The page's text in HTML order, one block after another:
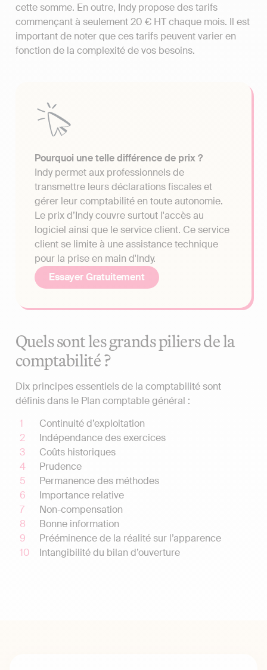
cette somme. En outre, Indy propose des tarifs
commençant à seulement 20 € HT chaque mois. Il est
important de noter que ces tarifs peuvent varier en
fonction de la complexité de vos besoins.
Pourquoi une telle différence de prix ?
Indy permet aux professionnels de
transmettre leurs déclarations fiscales et
gérer leur comptabilité en toute autonomie.
Le prix d’Indy couvre surtout l'accès au
logiciel ainsi que le service client. Ce service
client se limite à une assistance technique
pour la prise en main d'Indy.
Essayer Gratuitement
Quels sont les grands piliers de la
comptabilité ?
Dix principes essentiels de la comptabilité sont
définis dans le Plan comptable général :
Continuité d’exploitation
Indépendance des exercices
Coûts historiques
Prudence
Permanence des méthodes
Importance relative
Non-compensation
Bonne information
Prééminence de la réalité sur l’apparence
Intangibilité du bilan d’ouverture